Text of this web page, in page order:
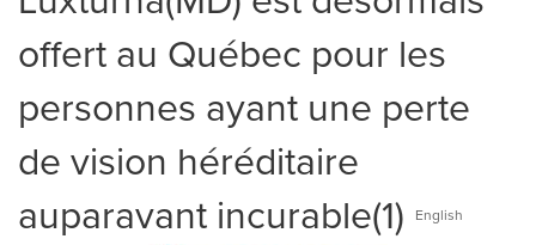
offert au Québec pour les
personnes ayant une perte
de vision héréditaire
auparavant incurable(1)
English